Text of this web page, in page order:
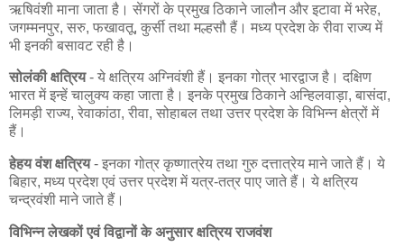
ऋषिवंशी माना जाता है। सेंगरों के प्रमुख ठिकाने जालौन और इटावा में भरेह,
जगम्मनपुर, सरु, फखावतू, कुर्सी तथा मल्हसौ हैं। मध्य प्रदेश के रीवा राज्य में
भी इनकी बसावट रही है।
सोलंकी क्षत्रिय- ये क्षत्रिय अग्निवंशी हैं। इनका गोत्र भारद्वाज है। दक्षिण
भारत में इन्हें चालुक्य कहा जाता है। इनके प्रमुख ठिकाने अन्हिलवाड़ा, बासंदा,
लिमड़ी राज्य, रेवाकांठा, रीवा, सोहाबल तथा उत्तर प्रदेश के विभिन्न क्षेत्रों में
हैं।
हेहय वंश क्षत्रिय- इनका गोत्र कृष्णात्रेय तथा गुरु दत्तात्रेय माने जाते हैं। ये
बिहार, मध्य प्रदेश एवं उत्तर प्रदेश में यत्र-तत्र पाए जाते हैं। ये क्षत्रिय
चन्द्रवंशी माने जाते हैं।
विभिन्न लेखकों एवं विद्वानों के अनुसार क्षत्रिय राजवंश